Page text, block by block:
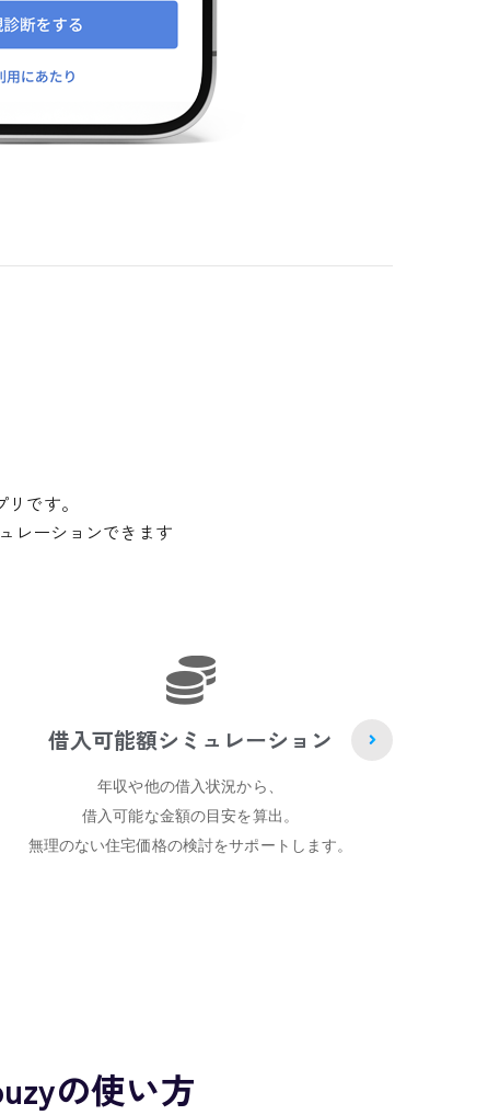
です。
レーションできます
返済額シミュレーション
希望借入額や返済期間から、
毎月の返済額と総返済額をシミュレーション。
家計への影響を事前に確認できます。
の使い方